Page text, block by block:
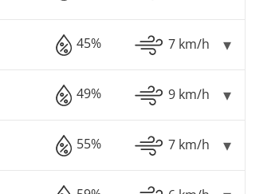
45% 7 km/h
49% 9 km/h
55% 7 km/h